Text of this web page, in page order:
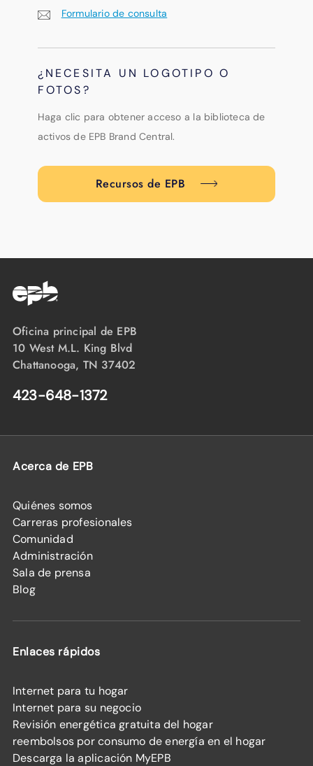
Formulario de consulta
¿NECESITA UN LOGOTIPO O
FOTOS?
Haga clic para obtener acceso a la biblioteca de
activos de EPB Brand Central.
Recursos de EPB
Oficina principal de EPB
10 West M.L. King Blvd
Chattanooga, TN 37402
423-648-1372
Acerca de EPB
Quiénes somos
Carreras profesionales
Comunidad
Administración
Sala de prensa
Blog
Enlaces rápidos
Internet para tu hogar
Internet para su negocio
Revisión energética gratuita del hogar
reembolsos por consumo de energía en el hogar
Descarga la aplicación MyEPB